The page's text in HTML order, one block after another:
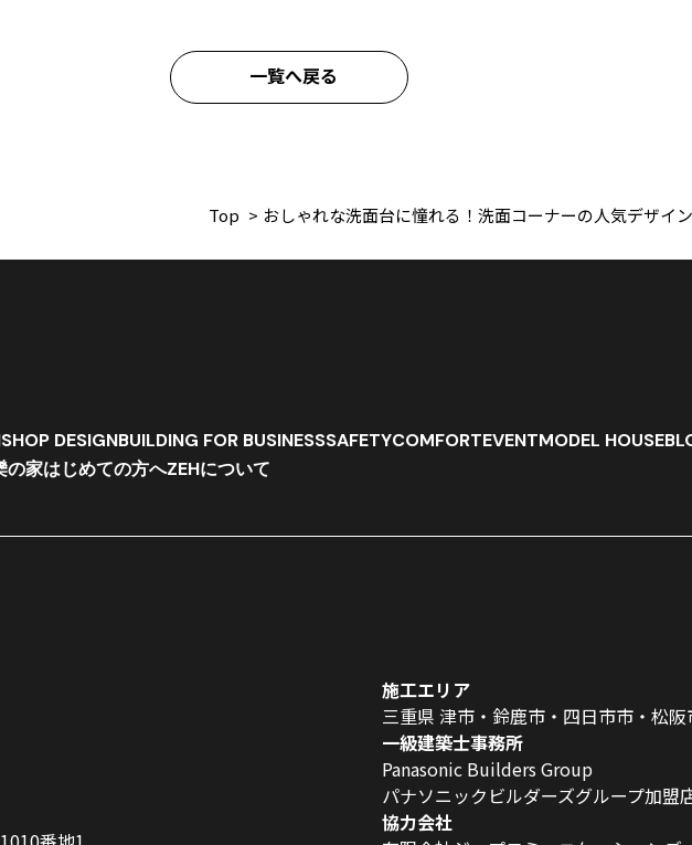
Top > おしゃれな洗面台に憧れる！洗面コーナーの人気デザイ
一覧へ戻る
SHOP DESIGNBUILDING FOR BUSINESSSAFETYCOMFORTEVENTMODEL HOUSE
の家はじめての方へZEHについて
施工エリア
三重県 津市・鈴鹿市・四日市市・松
一級建築士事務所
Panasonic Builders Group
パナソニックビルダーズグループ加盟
協力会社